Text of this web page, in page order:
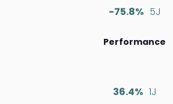
-75.8% 5J
Performance
36.4% 1J